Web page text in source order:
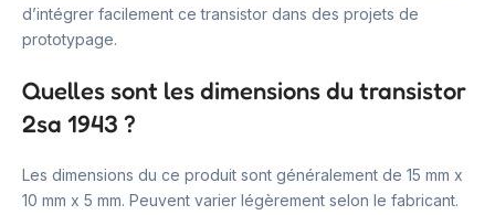
d’intégrer facilement ce transistor dans des projets de
prototypage.
Quelles sont les dimensions du transistor
2sa 1943 ?
Les dimensions du ce produit sont généralement de 15 mm x
10 mm x 5 mm. Peuvent varier légèrement selon le fabricant.